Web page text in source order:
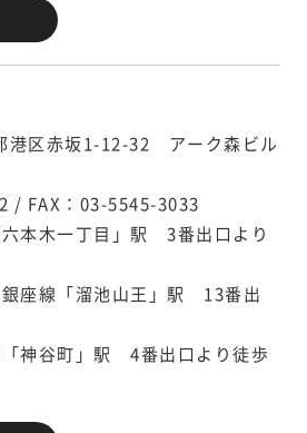
区赤坂1-12-32 アーク森ビル
/ FAX：03-5545-3033
本木一丁目」駅 3番出口より
銀座線「溜池山王」駅 13番出
「神谷町」駅 4番出口より徒歩